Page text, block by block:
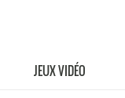
JEUX VIDÉO